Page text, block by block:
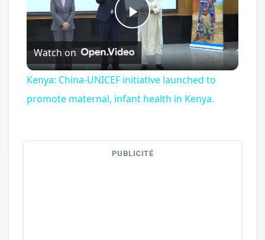
Play
Video
Watch on
Kenya: China-UNICEF initiative launched to
promote maternal, infant health in Kenya.
PUBLICITÉ